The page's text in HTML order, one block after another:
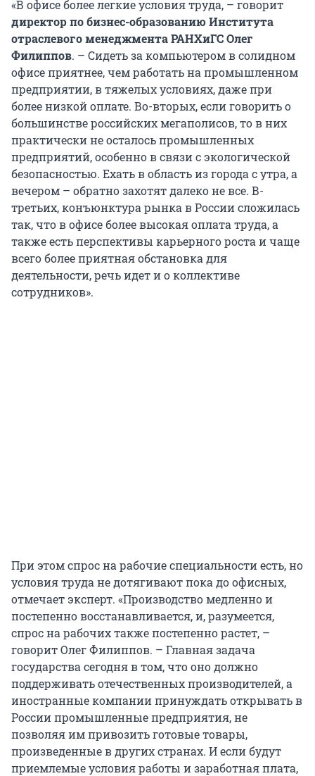
«В офисе более легкие условия труда, – говорит
директор по бизнес-образованию Института
отраслевого менеджмента РАНХиГС Олег
Филиппов. – Сидеть за компьютером в солидном
офисе приятнее, чем работать на промышленном
предприятии, в тяжелых условиях, даже при
более низкой оплате. Во-вторых, если говорить о
большинстве российских мегаполисов, то в них
практически не осталось промышленных
предприятий, особенно в связи с экологической
безопасностью. Ехать в область из города с утра, а
вечером – обратно захотят далеко не все. В-
третьих, конъюнктура рынка в России сложилась
так, что в офисе более высокая оплата труда, а
также есть перспективы карьерного роста и чаще
всего более приятная обстановка для
деятельности, речь идет и о коллективе
сотрудников».
При этом спрос на рабочие специальности есть, но
условия труда не дотягивают пока до офисных,
отмечает эксперт. «Производство медленно и
постепенно восстанавливается, и, разумеется,
спрос на рабочих также постепенно растет, –
говорит Олег Филиппов. – Главная задача
государства сегодня в том, что оно должно
поддерживать отечественных производителей, а
иностранные компании принуждать открывать в
России промышленные предприятия, не
позволяя им привозить готовые товары,
произведенные в других странах. И если будут
приемлемые условия работы и заработная плата,